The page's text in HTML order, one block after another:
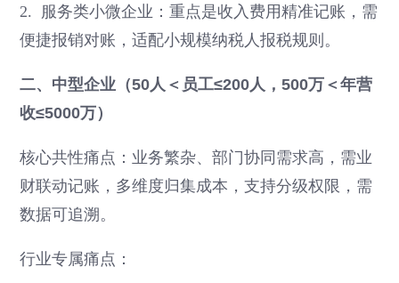
2. 服务类小微企业：重点是收入费用精准记账，需
便捷报销对账，适配小规模纳税人报税规则。
二、中型企业（50人＜员工≤200人，500万＜年营
收≤5000万）
核心共性痛点：业务繁杂、部门协同需求高，需业
财联动记账，多维度归集成本，支持分级权限，需
数据可追溯。
行业专属痛点：